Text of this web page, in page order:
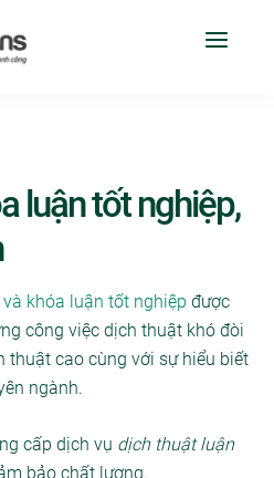
luận tốt nghiệp,
khóa luận tốt nghiệp được
công việc dịch thuật khó đòi
thuật cao cùng với sự hiểu biết
ngành.
cấp dịch vụ dịch thuật luận
bảo chất lượng.